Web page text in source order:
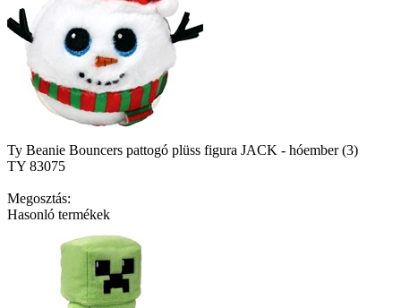
Ty Beanie Bouncers pattogó plüss figura JACK - hóember (3)
TY 83075
Megosztás:
Hasonló termékek